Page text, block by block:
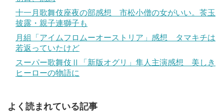
十一月歌舞伎座夜の部感想 市松小僧の女がいい。莟玉
披露・親子連獅子も
月組「アイムフロムーオーストリア」感想 タマキチは
若返っていたけど
スーパー歌舞伎Ⅱ「新版オグリ」隼人主演感想 美しき
ヒーローの物語に
よく読まれている記事